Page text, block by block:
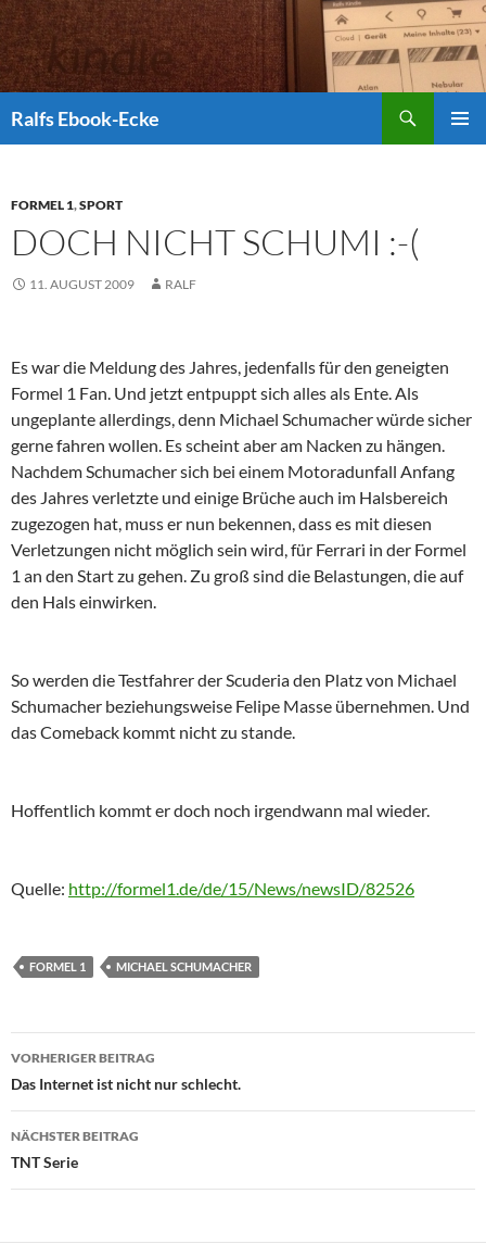
Ralfs Ebook-Ecke
FORMEL 1,SPORT
DOCH NICHT SCHUMI :-(
11. AUGUST 2009 RALF
Es war die Meldung des Jahres, jedenfalls für den geneigten
Formel 1 Fan. Und jetzt entpuppt sich alles als Ente. Als
ungeplante allerdings, denn Michael Schumacher würde sicher
gerne fahren wollen. Es scheint aber am Nacken zu hängen.
Nachdem Schumacher sich bei einem Motoradunfall Anfang
des Jahres verletzte und einige Brüche auch im Halsbereich
zugezogen hat, muss er nun bekennen, dass es mit diesen
Verletzungen nicht möglich sein wird, für Ferrari in der Formel
1 an den Start zu gehen. Zu groß sind die Belastungen, die auf
den Hals einwirken.
So werden die Testfahrer der Scuderia den Platz von Michael
Schumacher beziehungsweise Felipe Masse übernehmen. Und
das Comeback kommt nicht zu stande.
Hoffentlich kommt er doch noch irgendwann mal wieder.
Quelle: http://formel1.de/de/15/News/newsID/82526
FORMEL 1 MICHAEL SCHUMACHER
Beitrags-
Navigation
VORHERIGER BEITRAG
Das Internet ist nicht nur schlecht.
NÄCHSTER BEITRAG
TNT Serie